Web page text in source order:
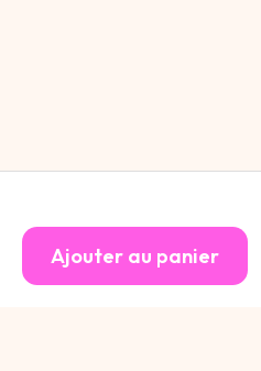
Ajouter au panier